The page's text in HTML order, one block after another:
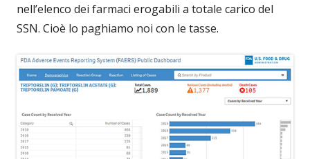
nell’elenco dei farmaci erogabili a totale carico del
SSN. Cioè lo paghiamo noi con le tasse.